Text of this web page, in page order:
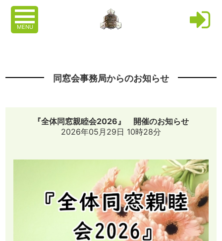
MENU
同窓会事務局からのお知らせ
『全体同窓親睦会2026』 開催のお知らせ
2026年05月29日 10時28分